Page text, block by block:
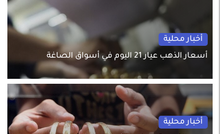
أخبار محلية
أسعار الذهب عيار 21 اليوم في أسواق الصاغة
أخبار محلية